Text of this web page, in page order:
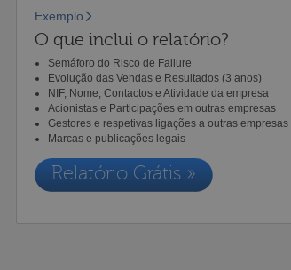
Exemplo
O que inclui o relatório?
Semáforo do Risco de Failure
Evolução das Vendas e Resultados (3 anos)
NIF, Nome, Contactos e Atividade da empresa
Acionistas e Participações em outras empresas
Gestores e respetivas ligações a outras empresas
Marcas e publicações legais
Relatório Grátis »